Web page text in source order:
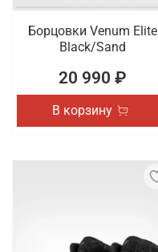
Борцовки Venum Elite
Black/Sand
20 990 ₽
В корзину